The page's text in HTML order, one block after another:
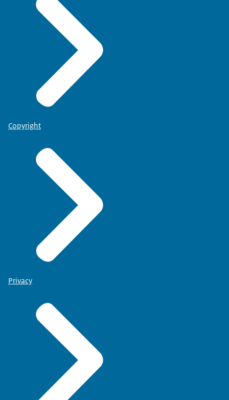
Copyright
Privacy